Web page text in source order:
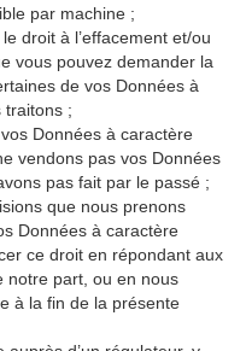
par machine ;
droit à l’effacement et/ou
vous pouvez demander la
de vos Données à
traitons ;
Données à caractère
vendons pas vos Données
pas fait par le passé ;
que nous prenons
Données à caractère
ce droit en répondant aux
notre part, ou en nous
à la fin de la présente